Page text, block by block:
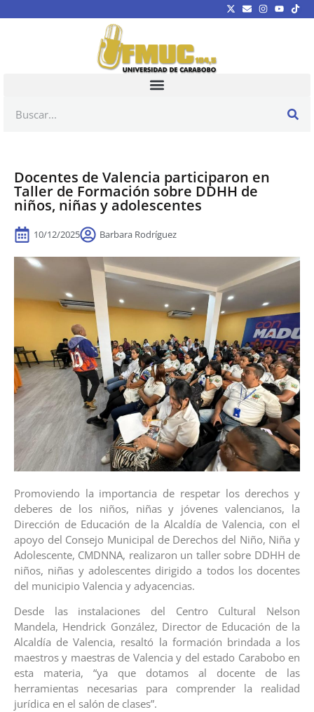
Docentes de Valencia participaron en
Taller de Formación sobre DDHH de
niños, niñas y adolescentes
10/12/2025 Barbara Rodríguez
Promoviendo la importancia de respetar los derechos y
deberes de los niños, niñas y jóvenes valencianos, la
Dirección de Educación de la Alcaldía de Valencia, con el
apoyo del Consejo Municipal de Derechos del Niño, Niña y
Adolescente, CMDNNA, realizaron un taller sobre DDHH de
niños, niñas y adolescentes dirigido a todos los docentes
del municipio Valencia y adyacencias.
Desde las instalaciones del Centro Cultural Nelson
Mandela, Hendrick González, Director de Educación de la
Alcaldía de Valencia, resaltó la formación brindada a los
maestros y maestras de Valencia y del estado Carabobo en
esta materia, “ya que dotamos al docente de las
herramientas necesarias para comprender la realidad
jurídica en el salón de clases”.